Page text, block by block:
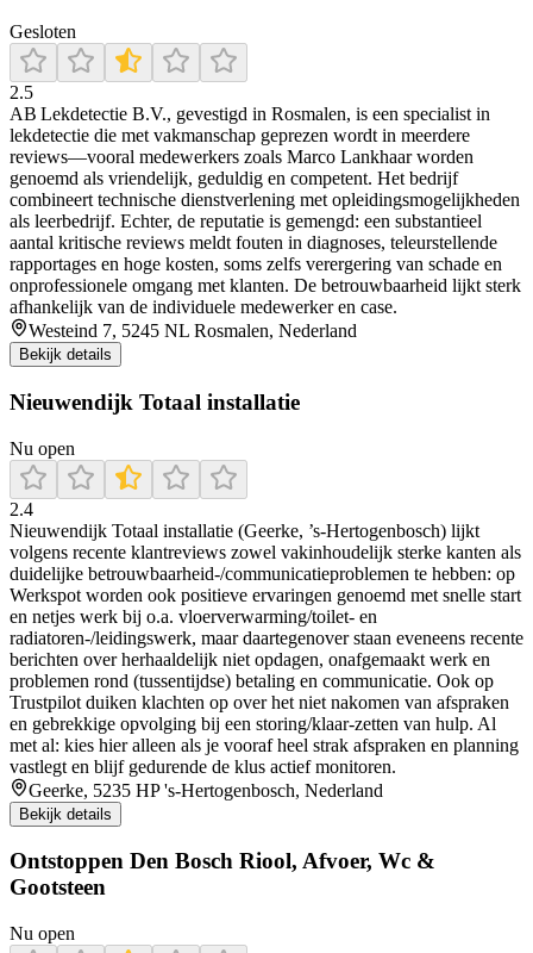
Gesloten
2.5
AB Lekdetectie B.V., gevestigd in Rosmalen, is een specialist in
lekdetectie die met vakmanschap geprezen wordt in meerdere
reviews—vooral medewerkers zoals Marco Lankhaar worden
genoemd als vriendelijk, geduldig en competent. Het bedrijf
combineert technische dienstverlening met opleidingsmogelijkheden
als leerbedrijf. Echter, de reputatie is gemengd: een substantieel
aantal kritische reviews meldt fouten in diagnoses, teleurstellende
rapportages en hoge kosten, soms zelfs verergering van schade en
onprofessionele omgang met klanten. De betrouwbaarheid lijkt sterk
afhankelijk van de individuele medewerker en case.
Westeind 7, 5245 NL Rosmalen, Nederland
Bekijk details
Nieuwendijk Totaal installatie
Nu open
2.4
Nieuwendijk Totaal installatie (Geerke, ’s-Hertogenbosch) lijkt
volgens recente klantreviews zowel vakinhoudelijk sterke kanten als
duidelijke betrouwbaarheid-/communicatieproblemen te hebben: op
Werkspot worden ook positieve ervaringen genoemd met snelle start
en netjes werk bij o.a. vloerverwarming/toilet- en
radiatoren-/leidingswerk, maar daartegenover staan eveneens recente
berichten over herhaaldelijk niet opdagen, onafgemaakt werk en
problemen rond (tussentijdse) betaling en communicatie. Ook op
Trustpilot duiken klachten op over het niet nakomen van afspraken
en gebrekkige opvolging bij een storing/klaar-zetten van hulp. Al
met al: kies hier alleen als je vooraf heel strak afspraken en planning
vastlegt en blijf gedurende de klus actief monitoren.
Geerke, 5235 HP 's-Hertogenbosch, Nederland
Bekijk details
Ontstoppen Den Bosch Riool, Afvoer, Wc &
Gootsteen
Nu open